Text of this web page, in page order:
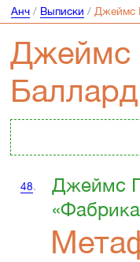
Анч/ Выписки / Джеймс
Джеймс
Баллард
48.
Джеймс